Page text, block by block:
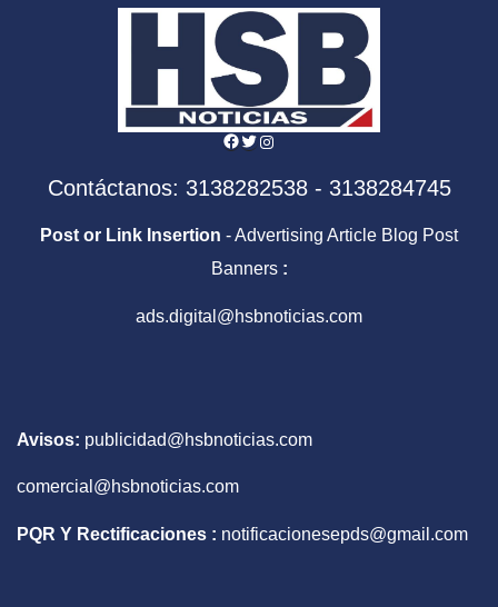
Facebook
Twitter
Instagram
Contáctanos: 3138282538 - 3138284745
Post or Link Insertion - Advertising Article Blog Post
Banners :
ads.digital@hsbnoticias.com
Avisos: publicidad@hsbnoticias.com
comercial@hsbnoticias.com
PQR Y Rectificaciones : notificacionesepds@gmail.com